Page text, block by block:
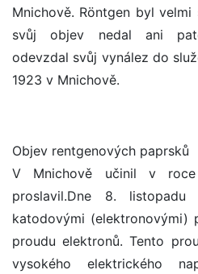
Mnichově. Röntgen byl
svůj objev nedal ani
odevzdal svůj vynález do
1923 v Mnichově.
Objev rentgenových paprsků
V Mnichově učinil v
proslavil.Dne 8.
katodovými (elektronovými)
proudu elektronů. Tento
vysokého elektrického